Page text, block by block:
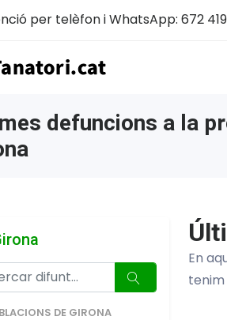
per telèfon i WhatsApp: 672 419
defuncions a la
DE GIRONA
En